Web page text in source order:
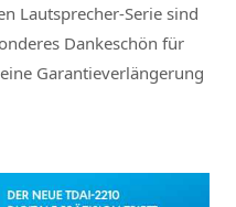
Lautsprecher-Serie sind
Dankeschön für
Garantieverlängerung